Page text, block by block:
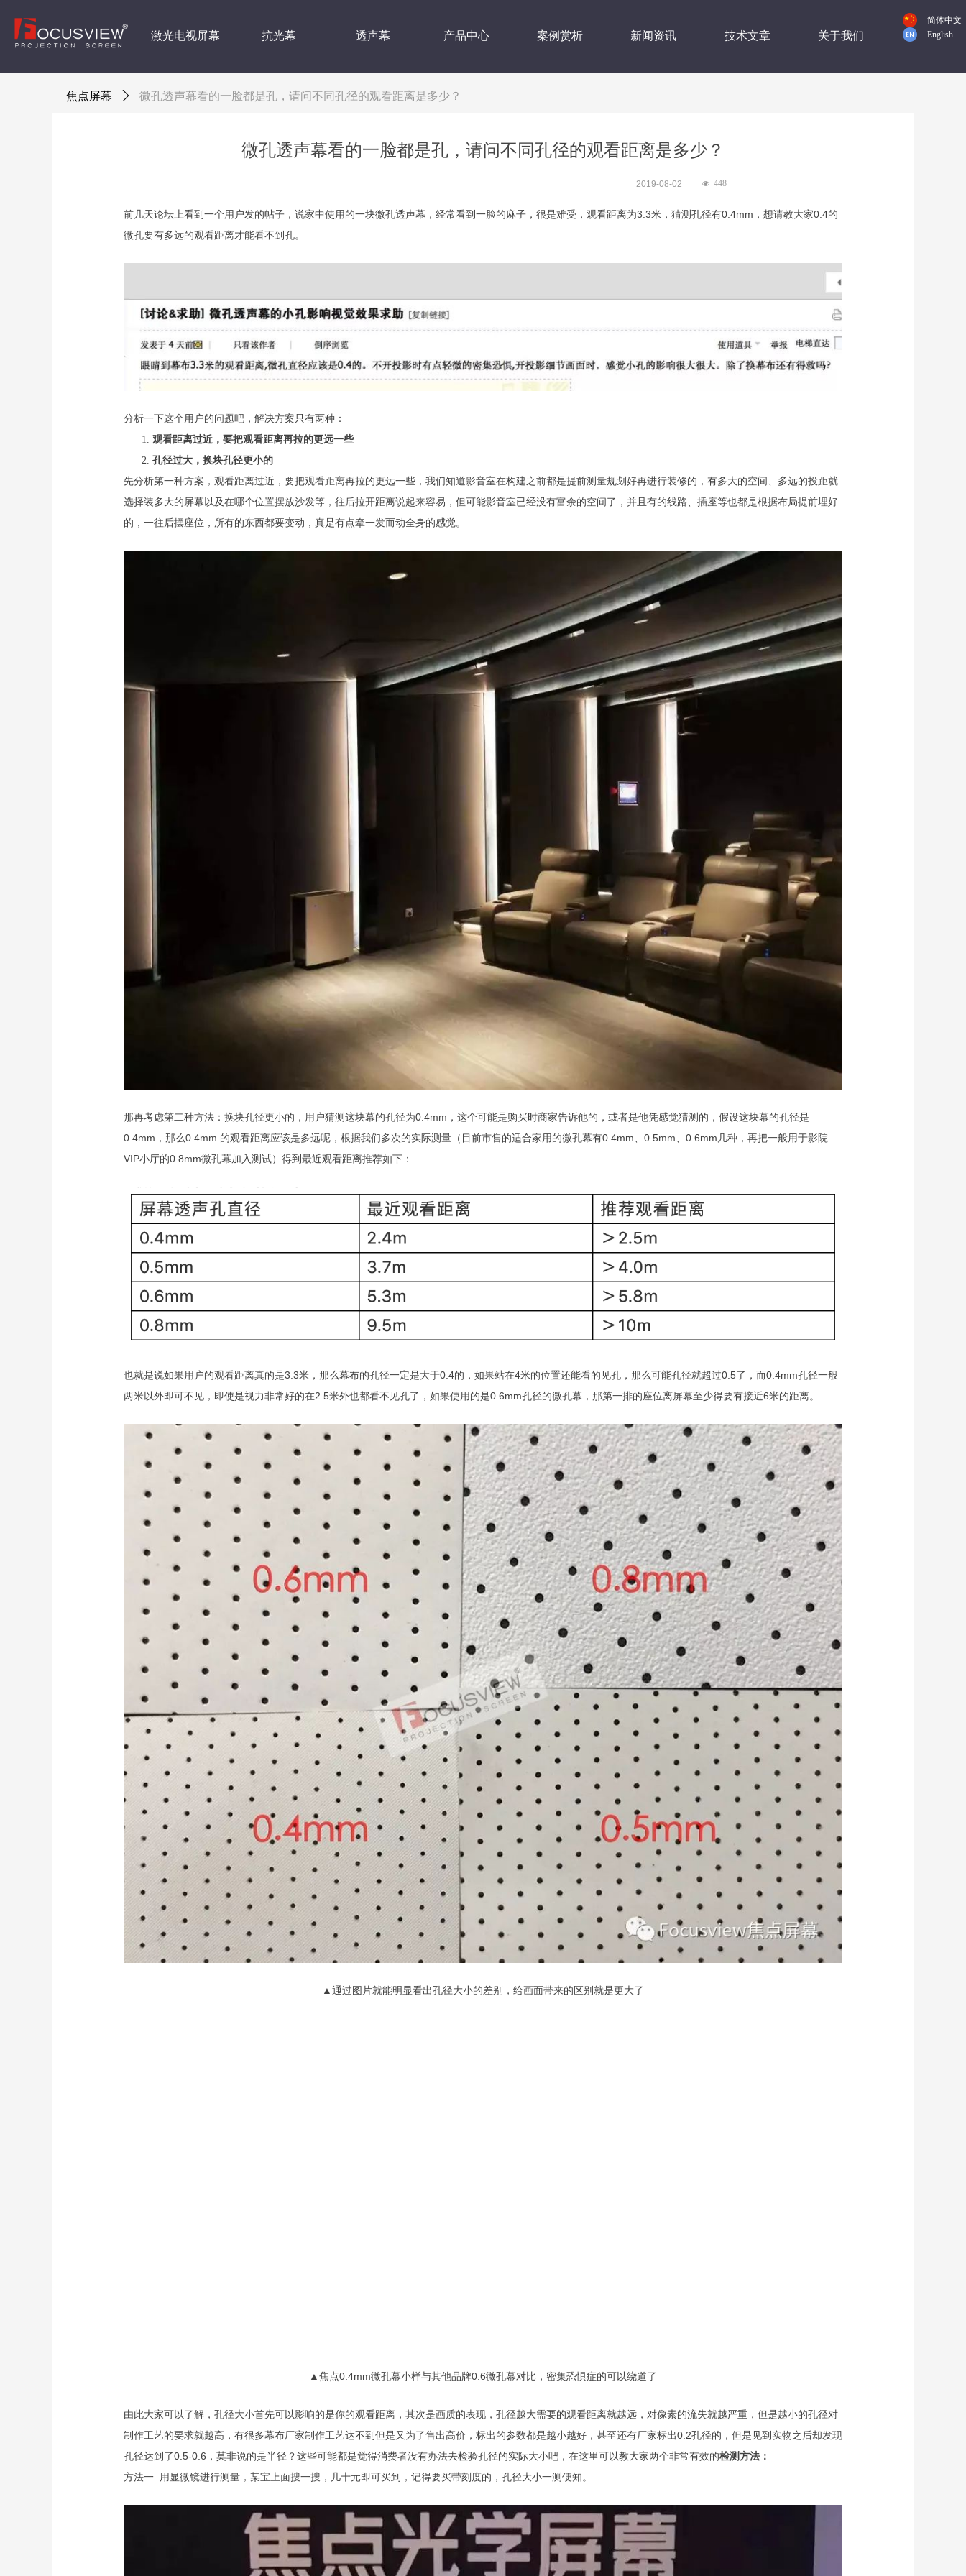
激光电视屏幕 抗光幕 透声幕 产品中心 案例赏析 新闻资讯 技术文章 关于我们
简体中文
English
前几天论坛上看到一个用户发的帖子，说家中使用的一块微孔透声幕，经常看到一脸的麻子，很是难受，观看距离为3.3米，猜测孔径有0.4mm，想请教大家0.4的
微孔要有多远的观看距离才能看不到孔。
分析一下这个用户的问题吧，解决方案只有两种：
观看距离过近，要把观看距离再拉的更远一些
孔径过大，换块孔径更小的
先分析第一种方案，观看距离过近，要把观看距离再拉的更远一些，我们知道影音室在构建之前都是提前测量规划好再进行装修的，有多大的空间、多远的投距就
选择装多大的屏幕以及在哪个位置摆放沙发等，往后拉开距离说起来容易，但可能影音室已经没有富余的空间了，并且有的线路、插座等也都是根据布局提前埋好
的，一往后摆座位，所有的东西都要变动，真是有点牵一发而动全身的感觉。
那再考虑第二种方法：换块孔径更小的，用户猜测这块幕的孔径为0.4mm，这个可能是购买时商家告诉他的，或者是他凭感觉猜测的，假设这块幕的孔径是
0.4mm，那么0.4mm 的观看距离应该是多远呢，根据我们多次的实际测量（目前市售的适合家用的微孔幕有0.4mm、0.5mm、0.6mm几种，再把一般用于影院
VIP小厅的0.8mm微孔幕加入测试）得到最近观看距离推荐如下：
也就是说如果用户的观看距离真的是3.3米，那么幕布的孔径一定是大于0.4的，如果站在4米的位置还能看的见孔，那么可能孔径就超过0.5了，而0.4mm孔径一般
两米以外即可不见，即使是视力非常好的在2.5米外也都看不见孔了，如果使用的是0.6mm孔径的微孔幕，那第一排的座位离屏幕至少得要有接近6米的距离。
▲通过图片就能明显看出孔径大小的差别，给画面带来的区别就是更大了
▲焦点0.4mm微孔幕小样与其他品牌0.6微孔幕对比，密集恐惧症的可以绕道了
由此大家可以了解，孔径大小首先可以影响的是你的观看距离，其次是画质的表现，孔径越大需要的观看距离就越远，对像素的流失就越严重，但是越小的孔径对
制作工艺的要求就越高，有很多幕布厂家制作工艺达不到但是又为了售出高价，标出的参数都是越小越好，甚至还有厂家标出0.2孔径的，但是见到实物之后却发现
孔径达到了0.5-0.6，莫非说的是半径？这些可能都是觉得消费者没有办法去检验孔径的实际大小吧，在这里可以教大家两个非常有效的检测方法：
方法一 用显微镜进行测量，某宝上面搜一搜，几十元即可买到，记得要买带刻度的，孔径大小一测便知。
微孔透声幕看的一脸都是孔，请问不同孔径的观看距离是多少？
2019-08-02 넶 448
焦点屏幕 ꄲ 微孔透声幕看的一脸都是孔，请问不同孔径的观看距离是多少？